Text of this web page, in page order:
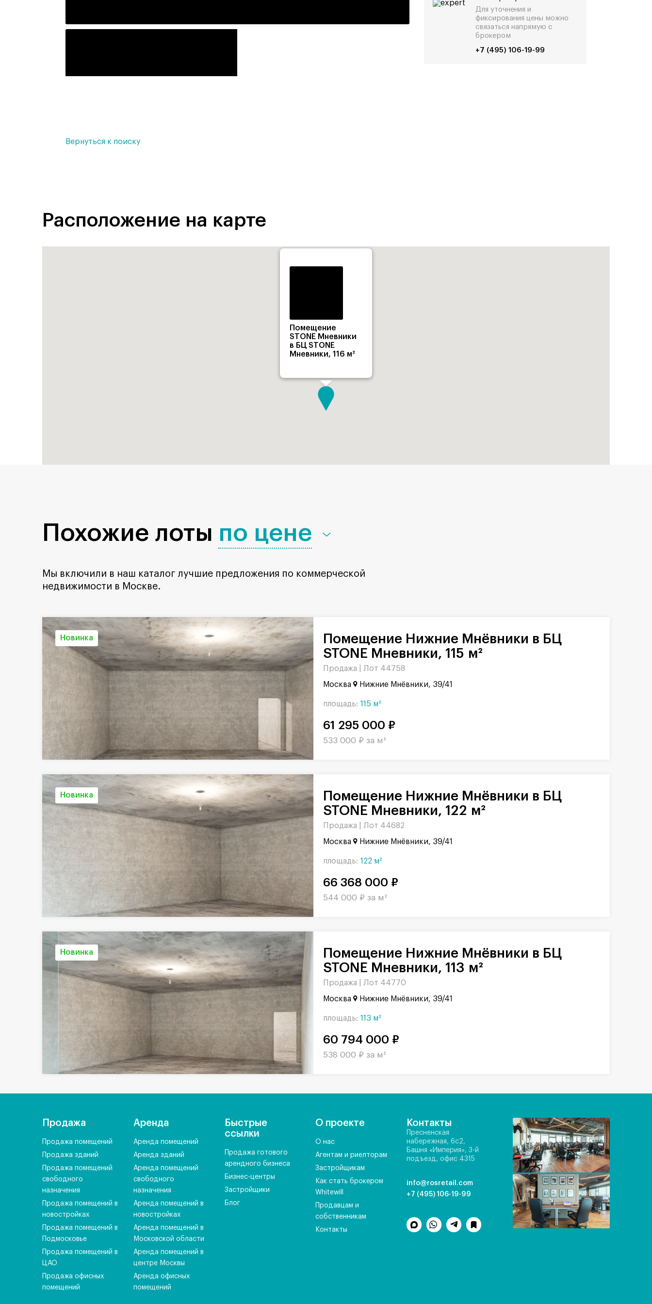
Вернуться к поиску
Для уточнения и
фиксирования цены можно
связаться напрямую с
брокером
+7 (495) 106-19-99
Расположение на карте
Помещение
STONE Мневники
в БЦ STONE
Мневники, 116 м²
Похожие лоты по цене
Мы включили в наш каталог лучшие предложения по коммерческой
недвижимости в Москве.
Новинка
Помещение Нижние Мнёвники в БЦ
STONE Мневники, 115 м²
Продажа | Лот 44758
Москва Нижние Мнёвники, 39/41
площадь: 115 м²
61 295 000 ₽
533 000 ₽ за м²
Новинка
Помещение Нижние Мнёвники в БЦ
STONE Мневники, 122 м²
Продажа | Лот 44682
Москва Нижние Мнёвники, 39/41
площадь: 122 м²
66 368 000 ₽
544 000 ₽ за м²
Новинка
Помещение Нижние Мнёвники в БЦ
STONE Мневники, 113 м²
Продажа | Лот 44770
Москва Нижние Мнёвники, 39/41
площадь: 113 м²
60 794 000 ₽
538 000 ₽ за м²
Продажа
Продажа помещений
Продажа зданий
Продажа помещений
свободного
назначения
Продажа помещений в
новостройках
Продажа помещений в
Подмосковье
Продажа помещений в
ЦАО
Продажа офисных
помещений
Аренда
Аренда помещений
Аренда зданий
Аренда помещений
свободного
назначения
Аренда помещений в
новостройках
Аренда помещений в
Московской области
Аренда помещений в
центре Москвы
Аренда офисных
помещений
Быстрые
ссылки
Продажа готового
арендного бизнеса
Бизнес-центры
Застройщики
Блог
О проекте
О нас
Агентам и риелторам
Застройщикам
Как стать брокером
Whitewill
Продавцам и
собственникам
Контакты
Контакты
Пресненская
набережная, 6с2,
Башня «Империя», 3-й
подъезд, офис 4315
info@rosretail.com
+7 (495) 106-19-99